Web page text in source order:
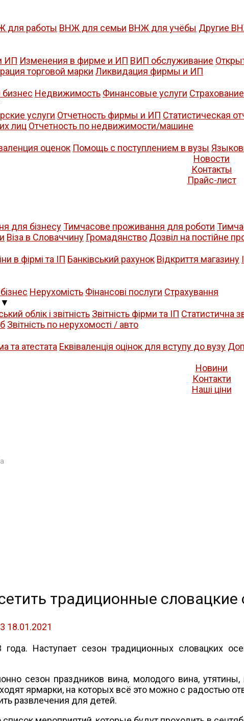
для работы ВНЖ для семьи ВНЖ для учёбы Другие
ИП Изменения в фирме и ИП ВИП обслуживание
торговой марки Ликвидация фирмы и ИП
бизнес Недвижимость Финансовые услуги
услуги Отчетность фирмы и ИП Статистическая
лиц Отчетность по недвижимости/машине
оценок Помощь с поступлением в вузы
Новости
Контакты
Прайс-лист
для бізнесуТимчасове проживання для роботи
Віза в Словаччину Громадянство Дозвіл на постійне
в фірмі та ІП Банківський рахунок Відкриття магазину
Нерухомість Фінансові послуги Страхування
▼
облік і звітність Звітність фірми та ІП Статистична
Звітність по нерухомості / авто
та атестата Еквіваленція оцінок для вступу до вузу
Новини
Контакти
Нашi цiни
традиционные словацкие
18.01.2021
Наступает сезон традиционных словацких
сезон праздников вина, молодого вина,
ярмарки, на которых всё это можно с радостью
развлечения для детей.